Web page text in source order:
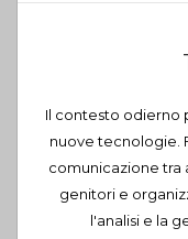
Il contesto odierno
nuove tecnologie.
comunicazione tra
genitori e
l'analisi e la